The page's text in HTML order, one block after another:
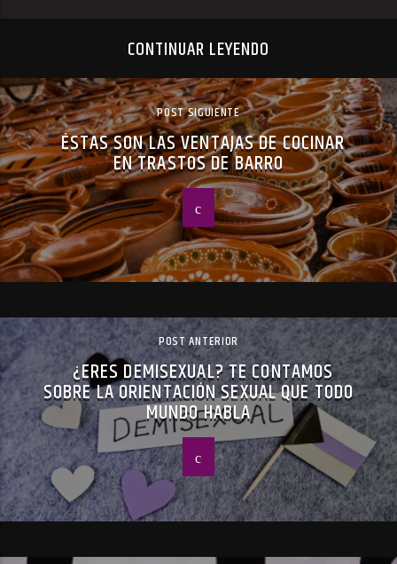
CONTINUAR LEYENDO
POST SIGUIENTE
ÉSTAS SON LAS VENTAJAS DE COCINAR
EN TRASTOS DE BARRO
POST ANTERIOR
¿ERES DEMISEXUAL? TE CONTAMOS
SOBRE LA ORIENTACIÓN SEXUAL QUE TODO
MUNDO HABLA